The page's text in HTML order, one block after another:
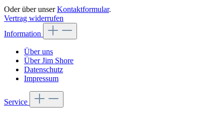
Oder über unserKontaktformular.
Vertrag widerrufen
Information
Über uns
Über Jim Shore
Datenschutz
Impressum
Service